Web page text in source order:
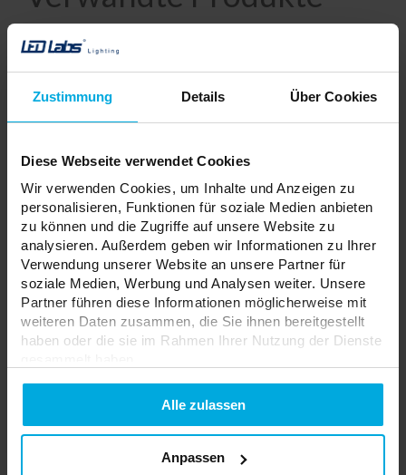
Zustimmung Details Über Cookies
Diese Webseite verwendet Cookies
Wir verwenden Cookies, um Inhalte und Anzeigen zu
personalisieren, Funktionen für soziale Medien anbieten
zu können und die Zugriffe auf unsere Website zu
analysieren. Außerdem geben wir Informationen zu Ihrer
Verwendung unserer Website an unsere Partner für
soziale Medien, Werbung und Analysen weiter. Unsere
Partner führen diese Informationen möglicherweise mit
weiteren Daten zusammen, die Sie ihnen bereitgestellt
haben oder die sie im Rahmen Ihrer Nutzung der Dienste
DatenschutzerklarungAlle zulassen
Anpassen
Phasen-Stromschiene XTS34-
1 LINKS, Grau
Ihren örtlichen Händler
Phasen-Stromschiene XTS34-
2 LINKS, Schwarz
Ihren örtlichen Händler